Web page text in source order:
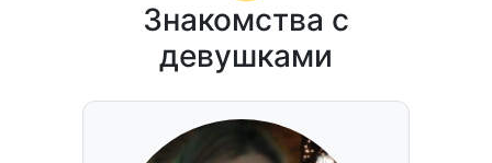
Знакомства с
девушками